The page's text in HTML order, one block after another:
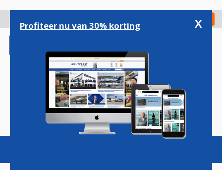
gaan
Check in
Magazine Podcasts Vacatures
Profiteer nu van 30% korting x